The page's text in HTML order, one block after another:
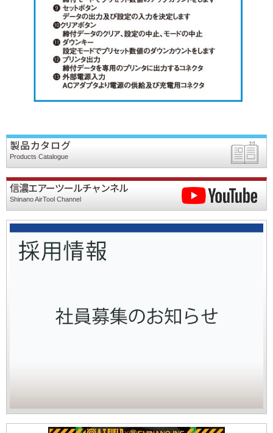
製品カタログ
Products Catalogue
信濃エアーツールチャンネル
Shinano AirTool Channel